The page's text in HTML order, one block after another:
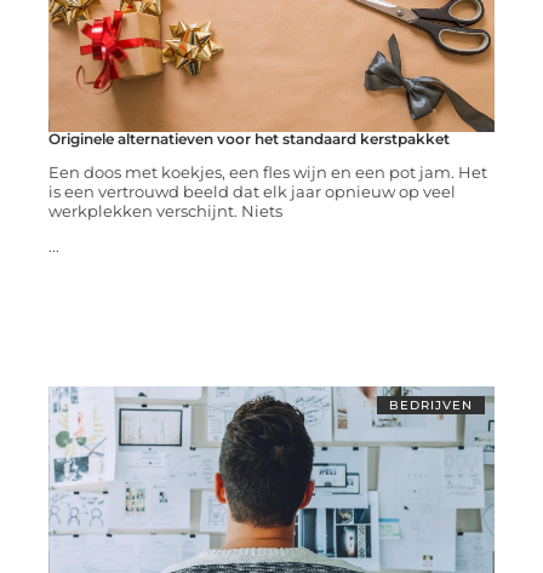
Originele alternatieven voor het standaard kerstpakket
Een doos met koekjes, een fles wijn en een pot jam. Het
is een vertrouwd beeld dat elk jaar opnieuw op veel
werkplekken verschijnt. Niets
...
BEDRIJVEN